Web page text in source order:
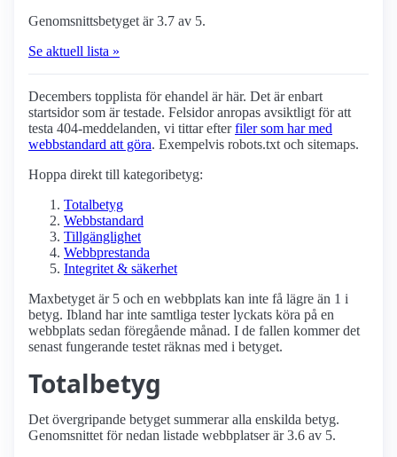
Genomsnittsbetyget är 3.7 av 5.
Se aktuell lista »
Decembers topplista för ehandel är här. Det är enbart
startsidor som är testade. Felsidor anropas avsiktligt för att
testa 404-meddelanden, vi tittar efterfiler som har med
webbstandard att göra. Exempelvis robots.txt och sitemaps.
Hoppa direkt till kategoribetyg:
Totalbetyg
Webbstandard
Tillgänglighet
Webbprestanda
Integritet & säkerhet
Maxbetyget är 5 och en webbplats kan inte få lägre än 1 i
betyg. Ibland har inte samtliga tester lyckats köra på en
webbplats sedan föregående månad. I de fallen kommer det
senast fungerande testet räknas med i betyget.
Totalbetyg
Det övergripande betyget summerar alla enskilda betyg.
Genomsnittet för nedan listade webbplatser är 3.6 av 5.